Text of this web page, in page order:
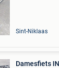
Sint-Niklaas
Damesfiets